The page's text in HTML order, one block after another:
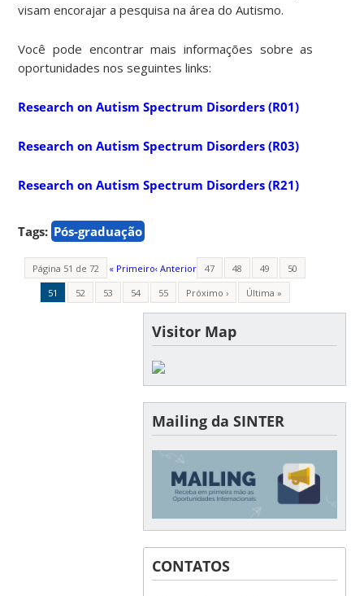
visam encorajar a pesquisa na área do Autismo.
Você pode encontrar mais informações sobre as
oportunidades nos seguintes links:
Research on Autism Spectrum Disorders (R01)
Research on Autism Spectrum Disorders (R03)
Research on Autism Spectrum Disorders (R21)
Tags: Pós-graduação
Página 51 de 72 « Primeiro‹ Anterior 47 48 49
50
51
52 53 54 55 Próximo › Última »
Visitor Map
Mailing da SINTER
CONTATOS